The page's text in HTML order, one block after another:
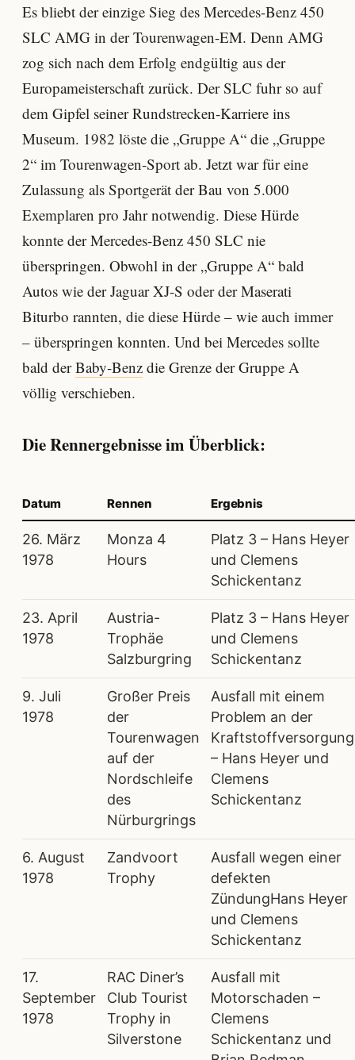
Es bliebt der einzige Sieg des Mercedes-Benz 450
SLC AMG in der Tourenwagen-EM. Denn AMG
zog sich nach dem Erfolg endgültig aus der
Europameisterschaft zurück. Der SLC fuhr so auf
dem Gipfel seiner Rundstrecken-Karriere ins
Museum. 1982 löste die „Gruppe A“ die „Gruppe
2“ im Tourenwagen-Sport ab. Jetzt war für eine
Zulassung als Sportgerät der Bau von 5.000
Exemplaren pro Jahr notwendig. Diese Hürde
konnte der Mercedes-Benz 450 SLC nie
überspringen. Obwohl in der „Gruppe A“ bald
Autos wie der Jaguar XJ-S oder der Maserati
Biturbo rannten, die diese Hürde – wie auch immer
– überspringen konnten. Und bei Mercedes sollte
bald derBaby-Benz die Grenze der Gruppe A
völlig verschieben.
Die Rennergebnisse im Überblick:
Datum Rennen Ergebnis
26. März
1978
Monza 4
Hours
Platz 3 – Hans Heyer
und Clemens
Schickentanz
23. April
1978
Austria-
Trophäe
Salzburgring
Platz 3 – Hans Heyer
und Clemens
Schickentanz
9. Juli
1978
Großer Preis
der
Tourenwagen
auf der
Nordschleife
des
Nürburgrings
Ausfall mit einem
Problem an der
Kraftstoffversorgung
– Hans Heyer und
Clemens
Schickentanz
6. August
1978
Zandvoort
Trophy
Ausfall wegen einer
defekten
ZündungHans Heyer
und Clemens
Schickentanz
17.
September
1978
RAC Diner’s
Club Tourist
Trophy in
Silverstone
Ausfall mit
Motorschaden –
Clemens
Schickentanz und